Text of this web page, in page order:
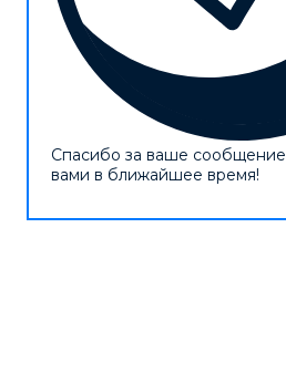
Спасибо за ваше
вами в ближайшее время!